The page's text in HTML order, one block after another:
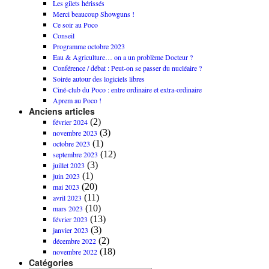
Les gilets hérissés
Merci beaucoup Showguns !
Ce soir au Poco
Conseil
Programme octobre 2023
Eau & Agriculture… on a un problème Docteur ?
Conférence / débat : Peut-on se passer du nucléaire ?
Soirée autour des logiciels libres
Ciné-club du Poco : entre ordinaire et extra-ordinaire
Aprem au Poco !
Anciens articles
février 2024 (2)
novembre 2023 (3)
octobre 2023 (1)
septembre 2023 (12)
juillet 2023 (3)
juin 2023 (1)
mai 2023 (20)
avril 2023 (11)
mars 2023 (10)
février 2023 (13)
janvier 2023 (3)
décembre 2022 (2)
novembre 2022 (18)
Catégories